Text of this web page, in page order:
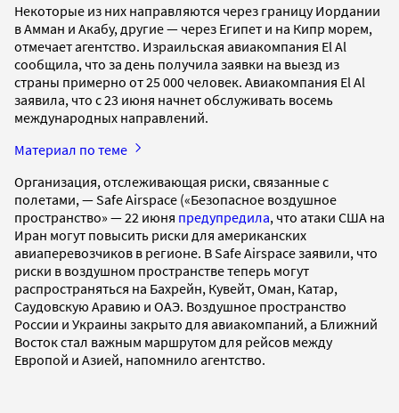
Некоторые из них направляются через границу Иордании
в Амман и Акабу, другие — через Египет и на Кипр морем,
отмечает агентство. Израильская авиакомпания El Al
сообщила, что за день получила заявки на выезд из
страны примерно от 25 000 человек. Авиакомпания El Al
заявила, что с 23 июня начнет обслуживать восемь
международных направлений.
Материал по теме
Организация, отслеживающая риски, связанные с
полетами, — Safe Airspace («Безопасное воздушное
пространство» — 22 июня предупредила, что атаки США на
Иран могут повысить риски для американских
авиаперевозчиков в регионе. В Safe Airspace заявили, что
риски в воздушном пространстве теперь могут
распространяться на Бахрейн, Кувейт, Оман, Катар,
Саудовскую Аравию и ОАЭ. Воздушное пространство
России и Украины закрыто для авиакомпаний, а Ближний
Восток стал важным маршрутом для рейсов между
Европой и Азией, напомнило агентство.